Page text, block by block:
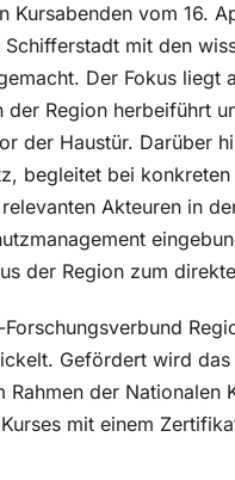
vom 16.
mit den
Der Fokus liegt
Region herbeiführt
der Haustür. Darüber
begleitet bei
Akteuren in
der Region zum
Gefördert wird
der Nationalen
mit einem